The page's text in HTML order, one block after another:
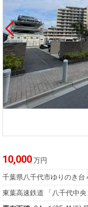
を
探
す
購入向け
サービス
税金の本
（電子ブ
ック）
売却向け
サービス
住まいと
暮らしの
税金の本
10,000万円
千葉県八千代市ゆりのき台
東葉高速鉄道 「八千代中